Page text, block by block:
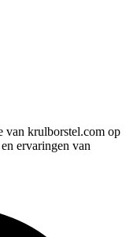
van krulborstel.com op
ervaringen van